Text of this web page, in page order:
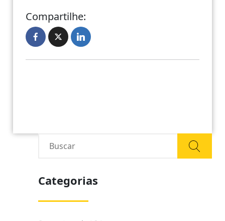
Compartilhe:
Categorias